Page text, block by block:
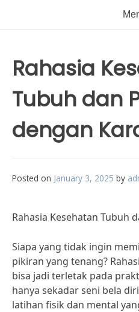
Rahasia
Tubuh dan
dengan
Posted on January 3, 2025 by
Rahasia Kesehatan Tubuh
Siapa yang tidak ingin
pikiran yang tenang?
bisa jadi terletak pada
hanya sekadar seni bela
latihan fisik dan mental